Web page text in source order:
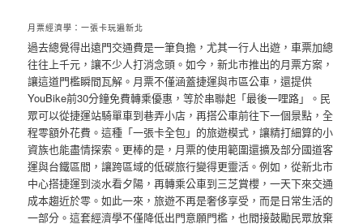
月票經濟學：一張卡玩遍新北
過去總覺得出遠門交通費是一筆負擔，尤其一行人出遊，車票加總
往往上千元，讓不少人打消念頭。如今，新北市推出的月票方案，
讓這道門檻瞬間瓦解。月票不僅涵蓋捷運與市區公車，還提供
YouBike前30分鐘免費轉乘優惠，等於串聯起「最後一哩路」。民
眾可以從捷運站騎單車到巷弄小店，再搭公車前往下一個景點，全
程零額外花費。這種「一張卡全包」的旅遊模式，讓精打細算的小
資族也能盡情探索。更棒的是，月票的使用範圍還擴及部分國道客
運與台鐵區間，讓跨區域的低碳旅行變得更靈活。例如，從新北市
中心搭捷運到淡水看夕陽，再轉乘公車到三芝賞櫻，一天下來交通
成本趨近於零。如此一來，旅遊不再是奢侈享受，而是日常生活的
一部分。這套經濟學不僅降低出門意願門檻，也間接鼓勵民眾放棄